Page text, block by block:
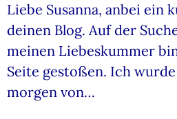
Liebe Susanna, anbei ein
deinen Blog. Auf der
meinen Liebeskummer
Seite gestoßen. Ich
morgen von…